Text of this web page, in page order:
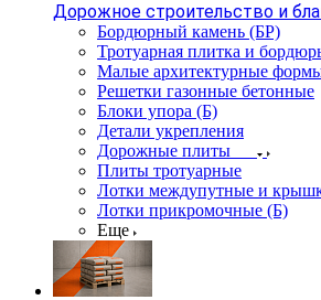
Дорожное строительство и
Бордюрный камень (БР)
Тротуарная плитка и
Малые архитектурные
Решетки газонные бетонные
Блоки упора (Б)
Детали укрепления
Дорожные плиты
Плиты тротуарные
Лотки междупутные и
Лотки прикромочные (Б)
Еще